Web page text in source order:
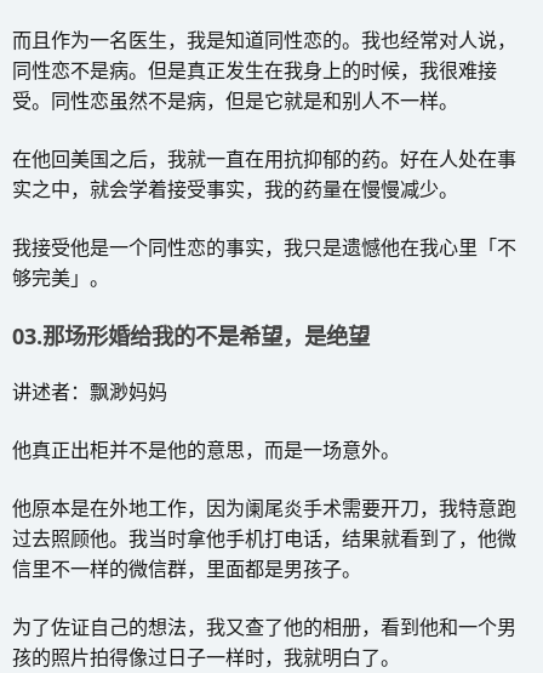
而且作为一名医生，我是知道同性恋的。我也经常对人说，
同性恋不是病。但是真正发生在我身上的时候，我很难接
受。同性恋虽然不是病，但是它就是和别人不一样。
在他回美国之后，我就一直在用抗抑郁的药。好在人处在事
实之中，就会学着接受事实，我的药量在慢慢减少。
我接受他是一个同性恋的事实，我只是遗憾他在我心里「不
够完美」。
03.那场形婚给我的不是希望，是绝望
讲述者：飘渺妈妈
他真正出柜并不是他的意思，而是一场意外。
他原本是在外地工作，因为阑尾炎手术需要开刀，我特意跑
过去照顾他。我当时拿他手机打电话，结果就看到了，他微
信里不一样的微信群，里面都是男孩子。
为了佐证自己的想法，我又查了他的相册，看到他和一个男
孩的照片拍得像过日子一样时，我就明白了。